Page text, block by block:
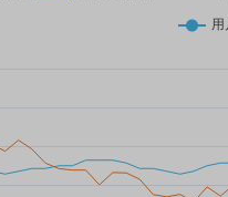
元，融资余额2.27亿元
中自科技：融资净偿还289.57万